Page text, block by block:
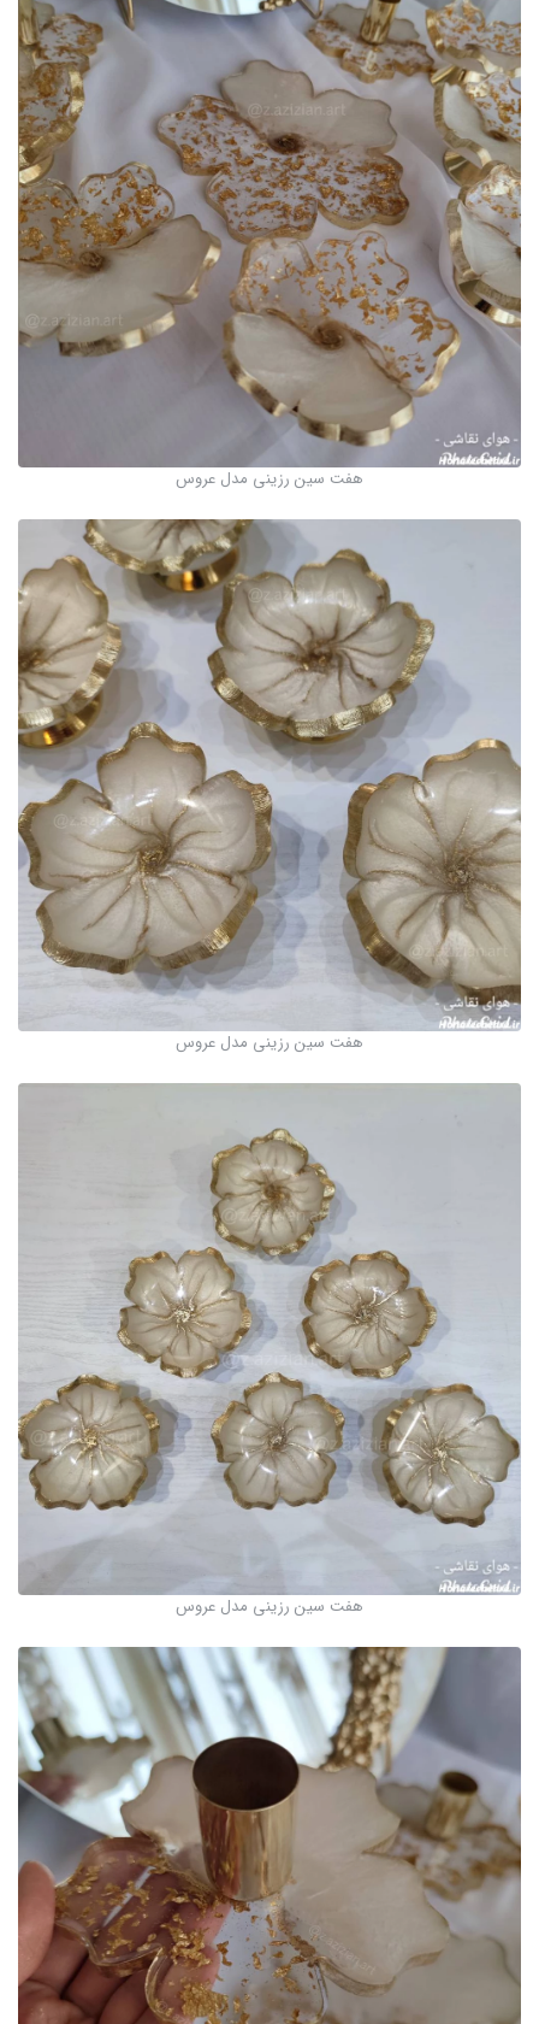
هفت سین رزینی مدل عروس
هفت سین رزینی مدل عروس
هفت سین رزینی مدل عروس